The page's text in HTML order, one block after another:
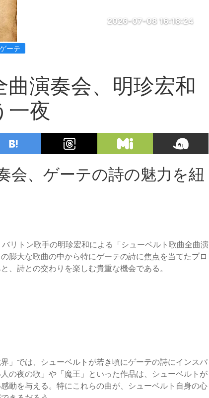
2026-07-08 16:18:24
ーテ
演奏会、明珍宏和
一夜
会、ゲーテの詩の魅力を紐
リトン歌手の明珍宏和による「シューベルト歌曲全曲演
膨大な歌曲の中から特にゲーテの詩に焦点を当てたプロ
、詩との交わりを楽しむ貴重な機会である。
」では、シューベルトが若き頃にゲーテの詩にインスパ
の夜の歌」や「魔王」といった作品は、シューベルトが
動を与える。特にこれらの曲が、シューベルト自身の心